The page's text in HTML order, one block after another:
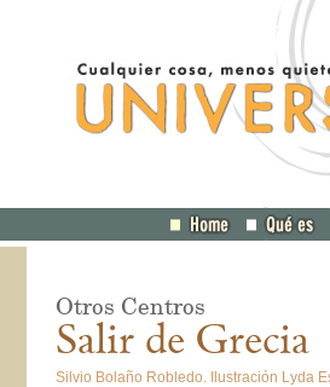
Otros Centros
Salir de Grecia
Silvio Bolaño Robledo. Ilustración Lyda